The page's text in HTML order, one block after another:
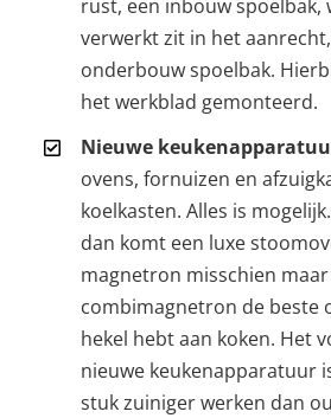
rust, een inbouw spoelbak,
verwerkt zit in het
onderbouw spoelbak.
het werkblad gemonteerd.
Nieuwe
ovens, fornuizen en
koelkasten. Alles is
dan komt een luxe
magnetron misschien
combimagnetron de beste
hekel hebt aan koken. Het
nieuwe keukenapparatuur
stuk zuiniger werken dan